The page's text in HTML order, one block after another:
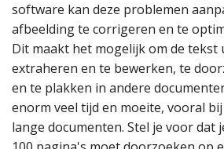
software kan deze problemen
afbeelding te corrigeren en te
Dit maakt het mogelijk om de tekst
extraheren en te bewerken, te
en te plakken in andere
enorm veel tijd en moeite, vooral
lange documenten. Stel je voor dat